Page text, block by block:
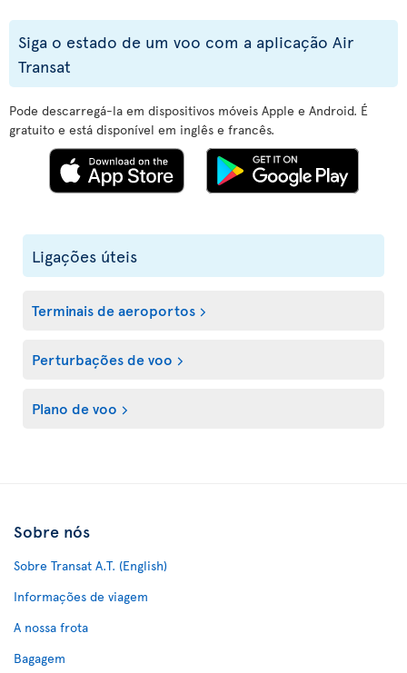
Siga o estado de um voo com a aplicação Air
Transat
Pode descarregá-la em dispositivos móveis Apple e Android. É
gratuito e está disponível em inglês e francês.
Ligações úteis
Terminais de aeroportos
Perturbações de voo
Plano de voo
Sobre nós
Sobre Transat A.T. (English)
Informações de viagem
A nossa frota
Bagagem